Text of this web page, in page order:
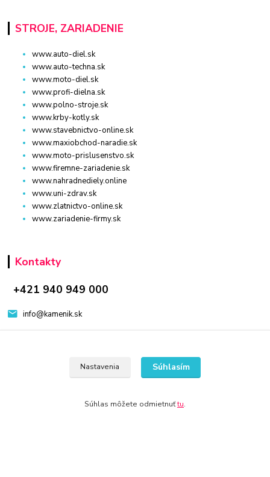
STROJE, ZARIADENIE
www.auto-diel.sk
www.auto-techna.sk
www.moto-diel.sk
www.profi-dielna.sk
www.polno-stroje.sk
www.krby-kotly.sk
www.stavebnictvo-online.sk
www.maxiobchod-naradie.sk
www.moto-prislusenstvo.sk
www.firemne-zariadenie.sk
www.nahradnediely.online
www.uni-zdrav.sk
www.zlatnictvo-online.sk
www.zariadenie-firmy.sk
Kontakty
+421 940 949 000
info@kamenik.sk
© 2024 Všetky práva vyhradené KAMENIK.SK
Nastavenia Súhlasím
Súhlas môžete odmietnuťtu.